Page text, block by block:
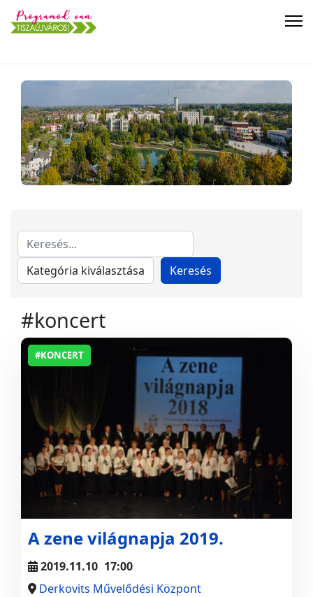
#koncert
#KONCERT
A zene világnapja 2019.
2019.11.10 17:00
Derkovits Művelődési Központ